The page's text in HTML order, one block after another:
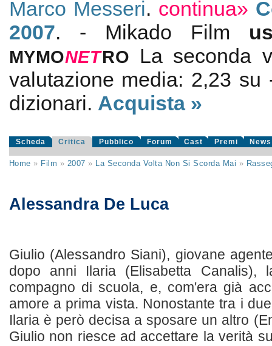
Marco Messeri. continua»
2007. - Mikado Film
MYMONETRO
La seconda
valutazione media: 2,23 su
dizionari. Acquista »
Scheda Critica Pubblico Forum Cast Premi News
Home » Film » 2007 » La Seconda Volta Non Si Scorda Mai »
Alessandra De Luca
Giulio (Alessandro Siani), giovane
dopo anni Ilaria (Elisabetta
compagno di scuola, e, com'era già
amore a prima vista. Nonostante tra i
Ilaria è però decisa a sposare un altro
Giulio non riesce ad accettare la verità